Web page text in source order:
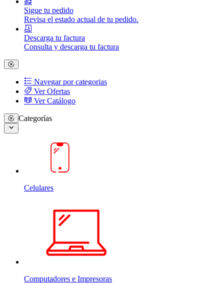
Sigue tu pedido
Revisa el estado actual de tu pedido.
Descarga tu factura
Consulta y descarga tu factura
Navegar por categorias
Ver Ofertas
Ver Catálogo
Categorías
Celulares
Computadores e Impresoras